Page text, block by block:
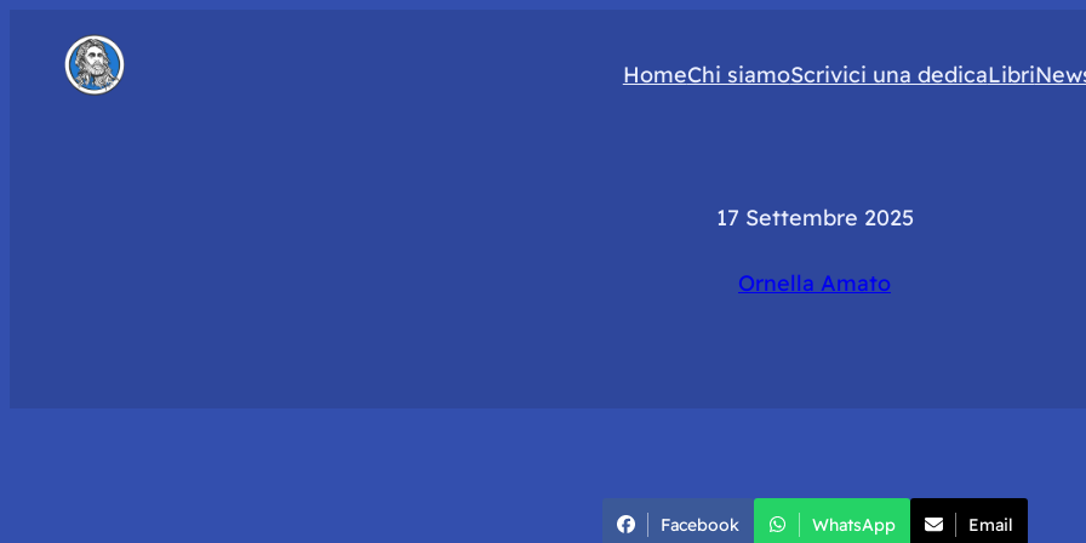
HomeChi siamoScrivici una dedicaLibri
17 Settembre 2025
Ornella Amato
Facebook WhatsApp Email